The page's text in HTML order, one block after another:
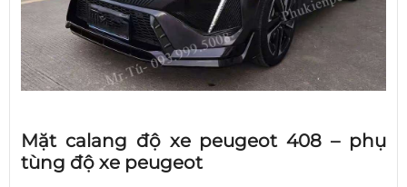
Mặt calang độ xe peugeot 408 – phụ
tùng độ xe peugeot